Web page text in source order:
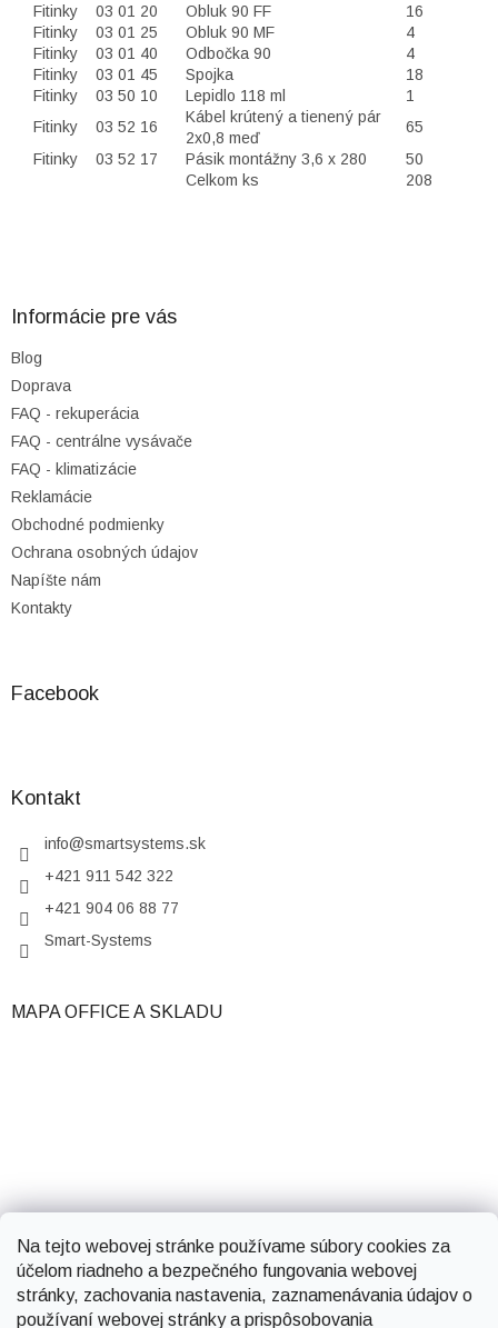
Na tejto webovej stránke používame súbory cookies za
účelom riadneho a bezpečného fungovania webovej
stránky, zachovania nastavenia, zaznamenávania údajov o
používaní webovej stránky a prispôsobovania
Fitinky
03 01 20 Obluk 90 FF
16
Fitinky
03 01 25 Obluk 90 MF
4
Fitinky
03 01 40 Odbočka 90
4
Fitinky
03 01 45 Spojka
18
Fitinky
03 50 10 Lepidlo 118 ml
1
Fitinky
03 52 16
Kábel krútený a tienený pár
2x0,8 meď
65
Fitinky
03 52 17 Pásik montážny 3,6 x 280
50
Celkom ks
208
Informácie pre vás
Blog
Doprava
FAQ - rekuperácia
FAQ - centrálne vysávače
FAQ - klimatizácie
Reklamácie
Obchodné podmienky
Ochrana osobných údajov
Napíšte nám
Kontakty
Facebook
Kontakt
info@smartsystems.sk
+421 911 542 322
+421 904 06 88 77
Smart-Systems
MAPA OFFICE A SKLADU